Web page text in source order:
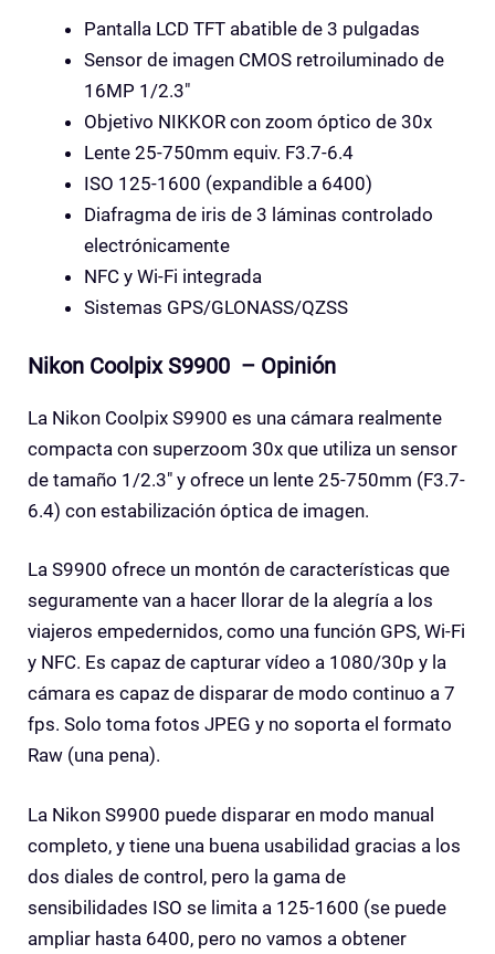
Pantalla LCD TFT abatible de 3 pulgadas
Sensor de imagen CMOS retroiluminado de
16MP 1/2.3″
Objetivo NIKKOR con zoom óptico de 30x
Lente 25-750mm equiv. F3.7-6.4
ISO 125-1600 (expandible a 6400)
Diafragma de iris de 3 láminas controlado
electrónicamente
NFC y Wi-Fi integrada
Sistemas GPS/GLONASS/QZSS
Nikon Coolpix S9900 – Opinión
La Nikon Coolpix S9900 es una cámara realmente
compacta con superzoom 30x que utiliza un sensor
de tamaño 1/2.3″ y ofrece un lente 25-750mm (F3.7-
6.4) con estabilización óptica de imagen.
La S9900 ofrece un montón de características que
seguramente van a hacer llorar de la alegría a los
viajeros empedernidos, como una función GPS, Wi-Fi
y NFC. Es capaz de capturar vídeo a 1080/30p y la
cámara es capaz de disparar de modo continuo a 7
fps. Solo toma fotos JPEG y no soporta el formato
Raw (una pena).
La Nikon S9900 puede disparar en modo manual
completo, y tiene una buena usabilidad gracias a los
dos diales de control, pero la gama de
sensibilidades ISO se limita a 125-1600 (se puede
ampliar hasta 6400, pero no vamos a obtener